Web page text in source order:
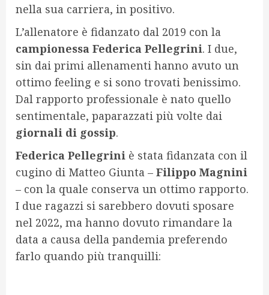
nella sua carriera, in positivo.
L’allenatore è fidanzato dal 2019 con la
campionessa Federica Pellegrini. I due,
sin dai primi allenamenti hanno avuto un
ottimo feeling e si sono trovati benissimo.
Dal rapporto professionale è nato quello
sentimentale, paparazzati più volte dai
giornali di gossip.
Federica Pellegrini è stata fidanzata con il
cugino di Matteo Giunta – Filippo Magnini
– con la quale conserva un ottimo rapporto.
I due ragazzi si sarebbero dovuti sposare
nel 2022, ma hanno dovuto rimandare la
data a causa della pandemia preferendo
farlo quando più tranquilli: